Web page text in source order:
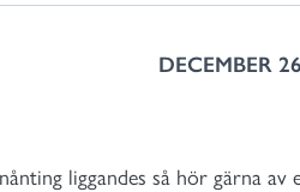
DECEMBER
liggandes så hör gärna av